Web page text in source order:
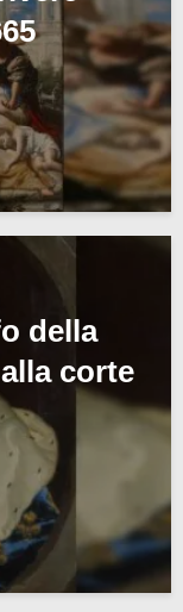
della
corte